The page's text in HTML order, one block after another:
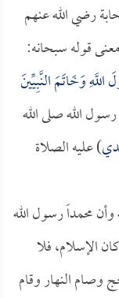
رضي الله عنهم
قوله سبحانه:
وَخَاتَمَ النَّبِيِّينَ
رسول الله صلى الله
) عليه الصلاة
وأن محمداً رسول الله
الإسلام، فلا
وصام النهار وقام